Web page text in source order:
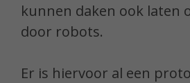
kunnen daken ook laten
door robots.
Er is hiervoor al een